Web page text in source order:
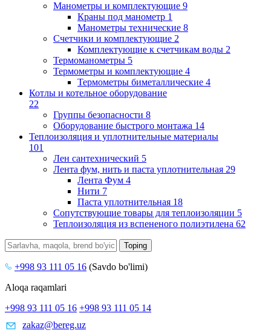
Манометры и комплектующие 9
Краны под манометр 1
Манометры технические 8
Счетчики и комплектующие 2
Комплектующие к счетчикам воды 2
Термоманометры 5
Термометры и комплектующие 4
Термометры биметаллические 4
Котлы и котельное оборудование
22
Группы безопасности 8
Оборудование быстрого монтажа 14
Теплоизоляция и уплотнительные материалы
101
Лен сантехнический 5
Лента фум, нить и паста уплотнительная 29
Лента Фум 4
Нити 7
Паста уплотнительная 18
Сопутствующие товары для теплоизоляции 5
Теплоизоляция из вспененого полиэтилена 62
+998 93 111 05 16 (Savdo bo'limi)
Aloqa raqamlari
+998 93 111 05 16 +998 93 111 05 14
zakaz@bereg.uz